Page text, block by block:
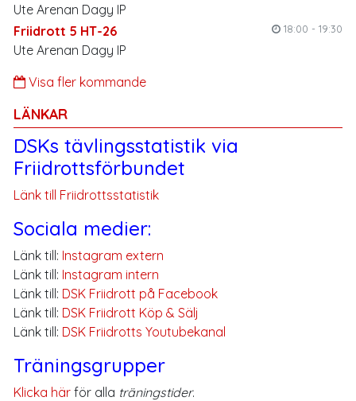
Ute Arenan Dagy IP
Friidrott 5 HT-26
18:00 - 19:30
Ute Arenan Dagy IP
Visa fler kommande
LÄNKAR
DSKs tävlingsstatistik via
Friidrottsförbundet
Länk till Friidrottsstatistik
Sociala medier:
Länk till: Instagram extern
Länk till: Instagram intern
Länk till: DSK Friidrott på Facebook
Länk till: DSK Friidrott Köp & Sälj
Länk till: DSK Friidrotts Youtubekanal
Träningsgrupper
Klicka här för alla träningstider.